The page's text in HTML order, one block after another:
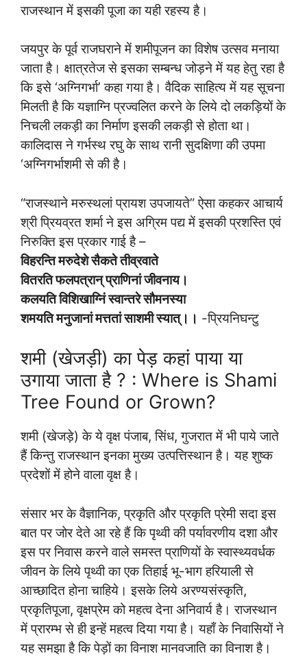
राजस्थान में इसकी पूजा का यही रहस्य है।
जयपुर के पूर्व राजघराने में शमीपूजन का विशेष उत्सव मनाया
जाता है। क्षात्रतेज से इसका सम्बन्ध जोड़ने में यह हेतु रहा है
कि इसे ‘अग्निगर्भा’ कहा गया है। वैदिक साहित्य में यह सूचना
मिलती है कि यज्ञाग्नि प्रज्वलित करने के लिये दो लकड़ियों के
निचली लकड़ी का निर्माण इसकी लकड़ी से होता था।
कालिदास ने गर्भस्थ रघु के साथ रानी सुदक्षिणा की उपमा
‘अग्निगर्भाशमी से की है।
“राजस्थाने मरुस्थलां प्रायश उपजायते” ऐसा कहकर आचार्य
श्री प्रियव्रत शर्मा ने इस अग्रिम पद्य में इसकी प्रशस्ति एवं
निरुक्ति इस प्रकार गाई है –
विहरन्ति मरुदेशे सैकते तीव्रवाते
वितरति फलपत्रान् प्राणिनां जीवनाय।
कलयति विशिखाग्निं स्वान्तरे सौमनस्या
शमयति मनुजानां मत्ततां साशमी स्यात्।। -प्रियनिघन्टु
शमी (खेजड़ी) का पेड़ कहां पाया या
उगाया जाता है ? : Where is Shami
Tree Found or Grown?
शमी (खेजड़े) के ये वृक्ष पंजाब, सिंध, गुजरात में भी पाये जाते
हैं किन्तु राजस्थान इनका मुख्य उत्पत्तिस्थान है। यह शुष्क
प्रदेशों में होने वाला वृक्ष है।
संसार भर के वैज्ञानिक, प्रकृति और प्रकृति प्रेमी सदा इस
बात पर जोर देते आ रहे हैं कि पृथ्वी की पर्यावरणीय दशा और
इस पर निवास करने वाले समस्त प्राणियों के स्वास्थ्यवर्धक
जीवन के लिये पृथ्वी का एक तिहाई भू-भाग हरियाली से
आच्छादित होना चाहिये। इसके लिये अरण्यसंस्कृति,
प्रकृतिपूजा, वृक्षप्रेम को महत्व देना अनिवार्य है। राजस्थान
में प्रारम्भ से ही इन्हें महत्व दिया गया है। यहाँ के निवासियों ने
यह समझा है कि पेड़ों का विनाश मानवजाति का विनाश है।